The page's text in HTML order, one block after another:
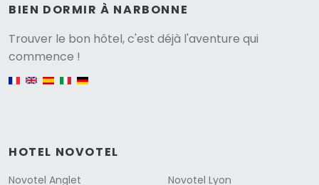
BIEN DORMIR À NARBONNE
Trouver le bon hôtel, c'est déjà l'aventure qui
commence !
HOTEL NOVOTEL
Novotel Anglet Novotel Lyon